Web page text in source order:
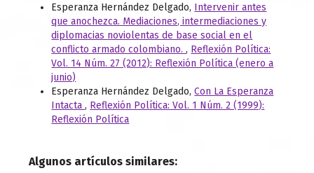
Esperanza Hernández Delgado, Intervenir antes
que anochezca. Mediaciones, intermediaciones y
diplomacias noviolentas de base social en el
conflicto armado colombiano., Reflexión Política:
Vol. 14 Núm. 27 (2012): Reflexión Política (enero a
junio)
Esperanza Hernández Delgado,Con La Esperanza
Intacta, Reflexión Política: Vol. 1 Núm. 2 (1999):
Reflexión Política
Algunos artículos similares: